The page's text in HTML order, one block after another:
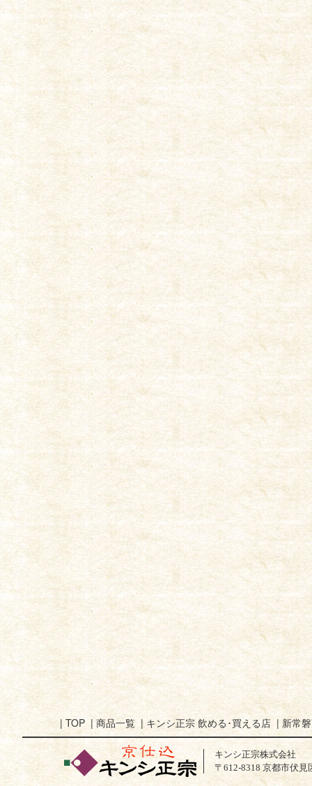
| TOP| 商品一覧 | キンシ正宗 飲める･買える店| 新常
キンシ正宗株式会社
〒612-8318 京都市伏